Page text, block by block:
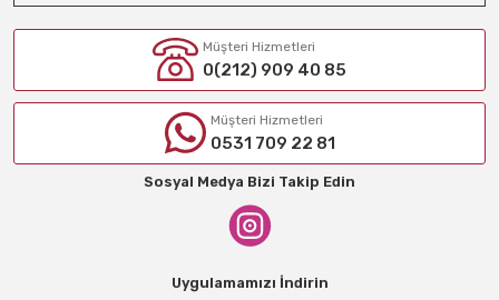
Müşteri Hizmetleri
0(212) 909 40 85
Müşteri Hizmetleri
0531 709 22 81
Sosyal Medya Bizi Takip Edin
Uygulamamızı İndirin